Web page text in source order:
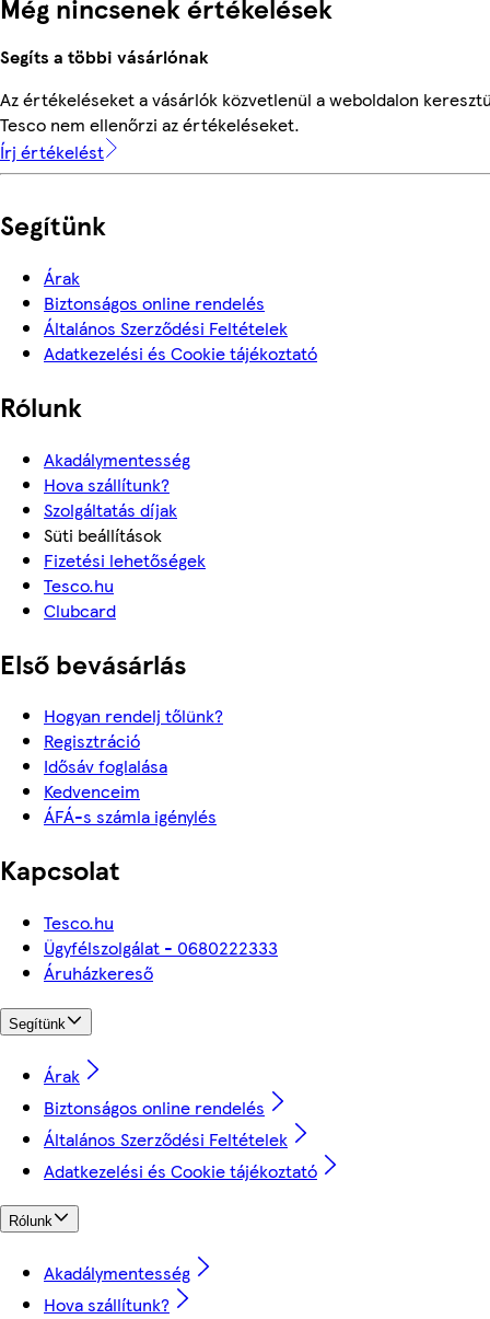
Még nincsenek értékelések
Segíts a többi vásárlónak
Az értékeléseket a vásárlók közvetlenül a weboldalon
Tesco nem ellenőrzi az értékeléseket.
Írj értékelést
Segítünk
Árak
Biztonságos online rendelés
Általános Szerződési Feltételek
Adatkezelési és Cookie tájékoztató
Rólunk
Akadálymentesség
Hova szállítunk?
Szolgáltatás díjak
Süti beállítások
Fizetési lehetőségek
Tesco.hu
Clubcard
Első bevásárlás
Hogyan rendelj tőlünk?
Regisztráció
Idősáv foglalása
Kedvenceim
ÁFÁ-s számla igénylés
Kapcsolat
Tesco.hu
Ügyfélszolgálat - 0680222333
Áruházkereső
Segítünk
Árak
Biztonságos online rendelés
Általános Szerződési Feltételek
Adatkezelési és Cookie tájékoztató
Rólunk
Akadálymentesség
Hova szállítunk?